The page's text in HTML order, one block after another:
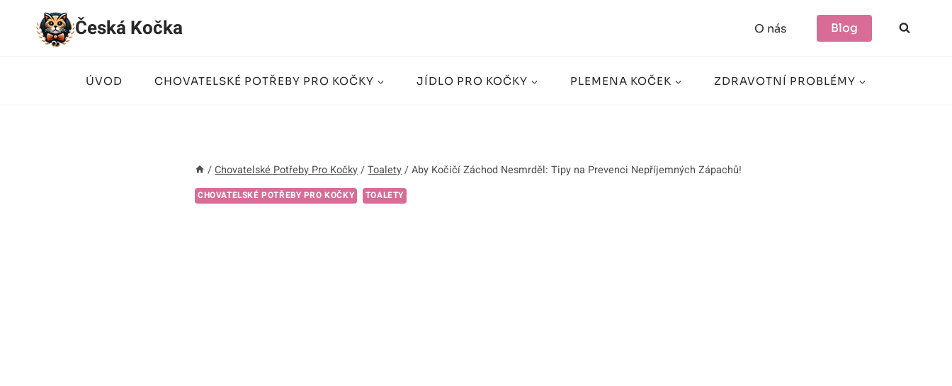
Přeskočit
Česká Kočka O nás Blog
ÚVOD CHOVATELSKÉ POTŘEBY PRO KOČKY JÍDLO PRO KOČKY PLEMENA KOČEK ZDRAVOTNÍ PROBLÉMY
/ Chovatelské Potřeby Pro Kočky / Toalety / Aby Kočičí Záchod Nesmrděl: Tipy na Prevenci Nepříjemných Zápachů!
CHOVATELSKÉ POTŘEBY PRO KOČKY TOALETY